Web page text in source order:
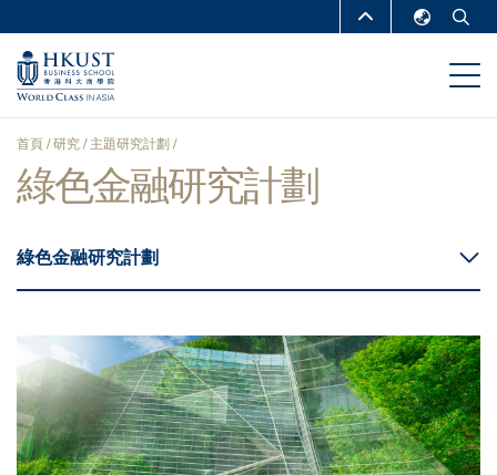
主
內
MORE ABOUT HKUST
UNIVERSITY NEWS
DEPARTMENTS A-Z
LIFE@HKUST
MAP & DIRECTIONS CAREERS AT HKUST
FACULTY PROFILES
導
航
連
結
首頁 研究 主題研究計劃
綠色金融研究計劃
綠色金融研究計劃